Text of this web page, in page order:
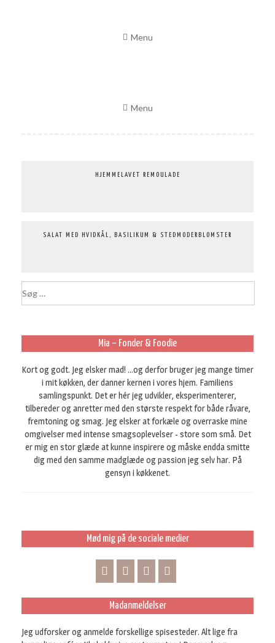
Menu
Menu
HJEMMELAVET REMOULADE
SALAT MED HVIDKÅL, BASILIKUM & STEDMODERBLOMSTER
t
e
Mia – Fonder & Foodie
Kort og godt. Jeg elsker mad! ...og derfor bruger jeg mange timer
i mit køkken, der danner kernen i vores hjem. Familiens
samlingspunkt. Det er hér jeg udvikler, eksperimenterer,
tilbereder og anretter med den største respekt for både råvare,
fremtoning og smag. Jeg elsker at forkæle og overraske mine
omgivelser med intense smagsoplevelser - store som små. Det
er mig en stor glæde at kunne inspirere og måske endda smitte
dig med den samme madglæde og passion jeg selv har. På
gensyn i køkkenet.
Mød mig på de sociale medier
Madanmeldelser
Jeg udforsker og anmelde forskellige spisesteder. Alt lige fra